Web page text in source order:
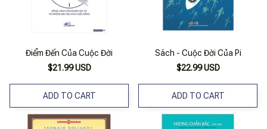
Điểm Đến Của Cuộc Đời
$21.99 USD
ADD TO CART
Sách - Cuộc Đời Của Pi
$22.99 USD
ADD TO CART